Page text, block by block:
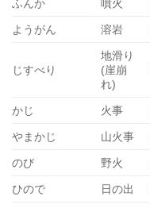
ふんか 噴火
ようがん 溶岩
じすべり
地滑り
(崖崩
れ)
かじ 火事
やまかじ 山火事
のび 野火
ひので 日の出